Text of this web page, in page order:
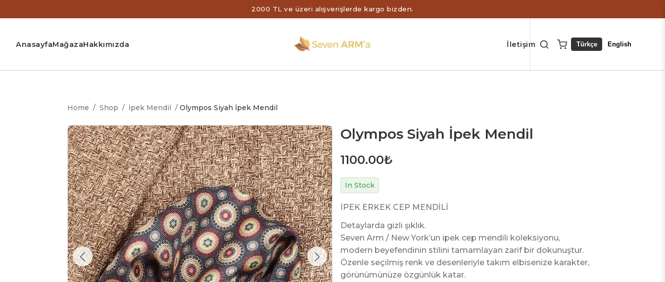
2000 TL ve üzeri alışverişlerde kargo bizden.
AnasayfaMağazaHakkımızda İletişim Türkçe English
Home / Shop / İpek Mendil / Olympos Siyah İpek Mendil
Olympos Siyah İpek Mendil
1100.00₺
In Stock
İPEK ERKEK CEP MENDİLİ
Detaylarda gizli şıklık.
Seven Arm / New York’un ipek cep mendili koleksiyonu,
modern beyefendinin stilini tamamlayan zarif bir dokunuştur.
Özenle seçilmiş renk ve desenleriyle takım elbisenize karakter,
görünümünüze özgünlük katar.